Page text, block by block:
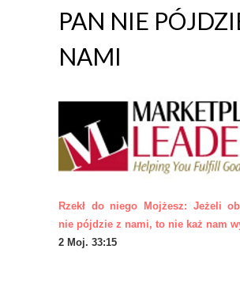
PAN NIE
NAMI
Rzekł do niego Mojżesz: Jeżeli
nie pójdzie z nami, to nie każ nam
2 Moj. 33:15